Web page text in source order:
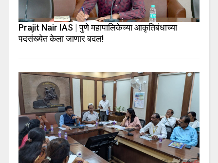
Prajit Nair IAS | पुणे महापालिकेच्या आकृतिबंधाच्या
पदसंख्येत केला जाणार बदल!